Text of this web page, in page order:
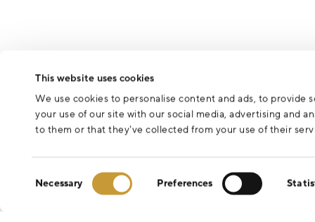
This website uses cookies
We use cookies to personalise content and ads, to provide
your use of our site with our social media, advertising and
to them or that they’ve collected from your use of their
Necessary Preferences